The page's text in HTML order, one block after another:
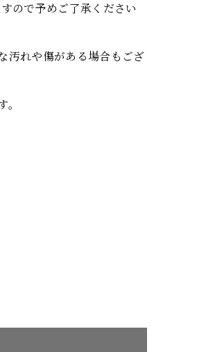
ので予めご了承ください
汚れや傷がある場合もござ